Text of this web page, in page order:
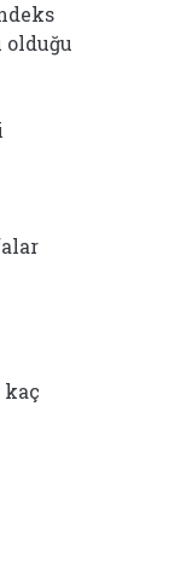
olduğu
kaç